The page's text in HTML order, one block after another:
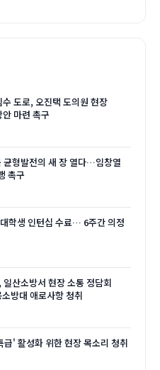
도로, 오진택 도의원 현장
마련 촉구
균형발전의 새 장 열다…임창열
촉구
학생 인턴십 수료… 6주간 의정
산소방서 현장 소통 정담회
방대 애로사항 청취
' 활성화 위한 현장 목소리 청취